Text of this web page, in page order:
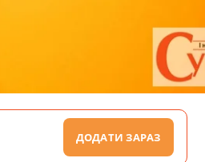
ДОДАТИ ЗАРАЗ